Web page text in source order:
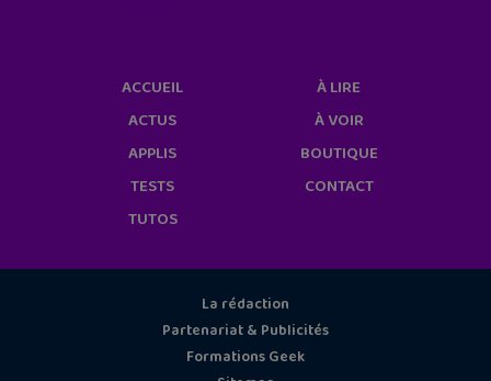
ACCUEIL
ACTUS
APPLIS
TESTS
TUTOS
À LIRE
À VOIR
BOUTIQUE
CONTACT
La rédaction
Partenariat & Publicités
Formations Geek